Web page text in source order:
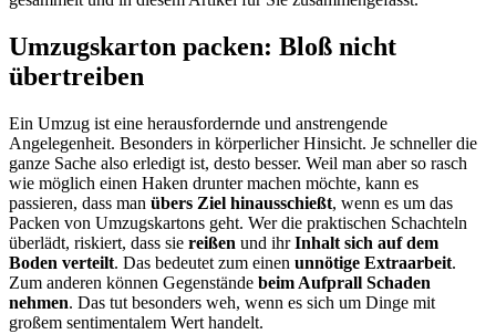
Umzugskarton packen: Bloß nicht
übertreiben
Ein Umzug ist eine herausfordernde und anstrengende
Angelegenheit. Besonders in körperlicher Hinsicht. Je schneller die
ganze Sache also erledigt ist, desto besser. Weil man aber so rasch
wie möglich einen Haken drunter machen möchte, kann es
passieren, dass man übers Ziel hinausschießt, wenn es um das
Packen von Umzugskartons geht. Wer die praktischen Schachteln
überlädt, riskiert, dass sie reißen und ihrInhalt sich auf dem
Boden verteilt. Das bedeutet zum einen unnötige Extraarbeit.
Zum anderen können Gegenstände beim Aufprall Schaden
nehmen. Das tut besonders weh, wenn es sich um Dinge mit
großem sentimentalem Wert handelt.